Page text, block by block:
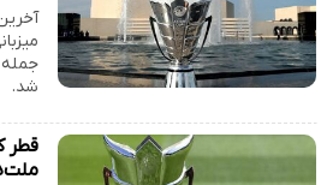
شد.
قطر